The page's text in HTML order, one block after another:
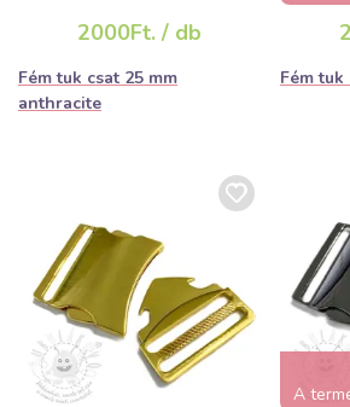
2000Ft. / db
Fém tuk csat 25 mm
anthracite
Fém tuk
A